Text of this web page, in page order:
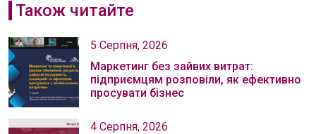
Також читайте
5 Серпня, 2026
Маркетинг без зайвих витрат:
підприємцям розповіли, як ефективно
просувати бізнес
4 Серпня, 2026